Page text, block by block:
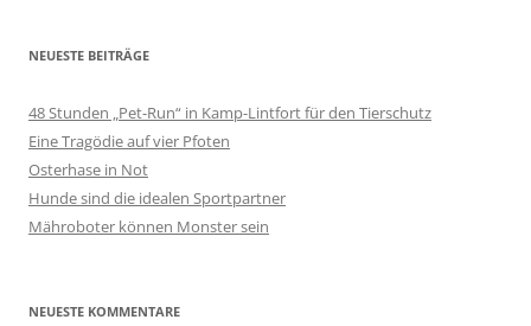
NEUESTE BEITRÄGE
48 Stunden „Pet-Run“ in Kamp-Lintfort für den Tierschutz
Eine Tragödie auf vier Pfoten
Osterhase in Not
Hunde sind die idealen Sportpartner
Mähroboter können Monster sein
NEUESTE KOMMENTARE